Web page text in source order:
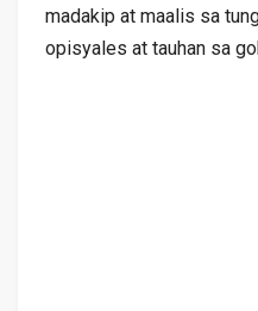
madakip at maalis sa
opisyales at tauhan sa